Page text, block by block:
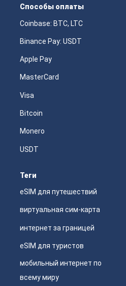
Способы оплаты
Coinbase: BTC, LTC
Binance Pay: USDT
Apple Pay
MasterCard
Visa
Bitcoin
Monero
USDT
Теги
eSIM для путешествий
виртуальная сим-карта
интернет за границей
eSIM для туристов
мобильный интернет по
всему миру